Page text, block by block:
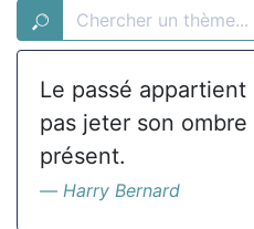
Le passé
pas jeter son
présent.
Harry Bernard